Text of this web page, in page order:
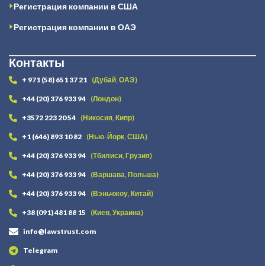
Регистрация компании в США
Регистрация компании в ОАЭ
Контакты
+ 971 (58) 651 37 21 (Дубай, ОАЭ)
+44 (20) 376 933 94 (Лондон)
+3572 223 20 54 (Никосия, Кипр)
+1 (646) 893 10 82 (Нью-Йорк, США)
+44 (20) 376 933 94 (Тбилиси, Грузия)
+44 (20) 376 933 94 (Варшава, Польша)
+44 (20) 376 933 94 (Вэньчжоу, Китай)
+38 (091) 481 88 15 (Киев, Украина)
info@lawstrust.com
Telegram